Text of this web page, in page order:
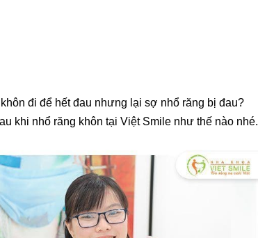
đi để hết đau nhưng lại sợ nhổ răng bị đau?
khi nhổ răng khôn tại Việt Smile như thế nào nhé.